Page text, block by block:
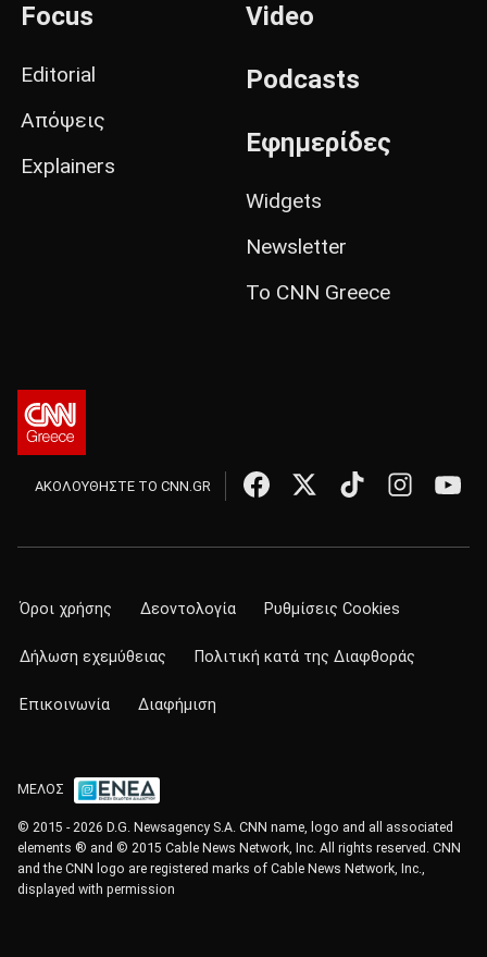
Focus
Editorial
Απόψεις
Explainers
Video
Podcasts
Εφημερίδες
Widgets
Newsletter
Το CNN Greece
ΑΚΟΛΟΥΘΗΣΤΕ ΤΟ CNN.GR
Όροι χρήσης Δεοντολογία Ρυθμίσεις Cookies
Δήλωση εχεμύθειας Πολιτική κατά της Διαφθοράς
Επικοινωνία Διαφήμιση
ΜΕΛΟΣ
© 2015 - 2026 D.G. Newsagency S.A. CNN name, logo and all associated
elements ® and © 2015 Cable News Network, Inc. All rights reserved. CNN
and the CNN logo are registered marks of Cable News Network, Inc.,
displayed with permission